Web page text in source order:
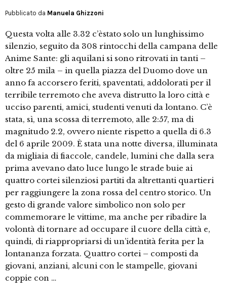
Pubblicato da Manuela Ghizzoni
Questa volta alle 3.32 c’èstato solo un lunghissimo
silenzio, seguito da 308 rintocchi della campana delle
Anime Sante: gli aquilani si sono ritrovati in tanti –
oltre 25 mila – in quella piazza del Duomo dove un
anno fa accorsero feriti, spaventati, addolorati per il
terribile terremoto che aveva distrutto la loro città e
ucciso parenti, amici, studenti venuti da lontano. C’è
stata, sì, una scossa di terremoto, alle 2:57, ma di
magnitudo 2.2, ovvero niente rispetto a quella di 6.3
del 6 aprile 2009. È stata una notte diversa, illuminata
da migliaia di fiaccole, candele, lumini che dalla sera
prima avevano dato luce lungo le strade buie ai
quattro cortei silenziosi partiti da altrettanti quartieri
per raggiungere la zona rossa del centro storico. Un
gesto di grande valore simbolico non solo per
commemorare le vittime, ma anche per ribadire la
volontà di tornare ad occupare il cuore della città e,
quindi, di riappropriarsi di un’identità ferita per la
lontananza forzata. Quattro cortei – composti da
giovani, anziani, alcuni con le stampelle, giovani
coppie con …